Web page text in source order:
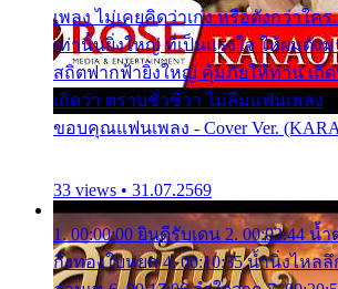
เพลง ไม่เคยคิดว่าเก่ง หรือดังกว่าใค
เท่านั้นยิ่งใหญ่ ที่เป็นแรงใจ ให้ผมดังม
สถิตฟากฟ้ายิ่งใหญ่ คุ้มภัยให้ท่าน เถิด
เถิดว่า ตราบชั่วชีวา ไม่ลืมแฟนเพลง
ขอบคุณแฟนเพลง - Cover Ver.
33 views • 31.07.2569
1. 00:00:00 ยินดีรับเดน 2. 00:03:44 น้
กิ่งทองใบหยก 4. 00:10:35 น้ำนิ่งไหลลึ